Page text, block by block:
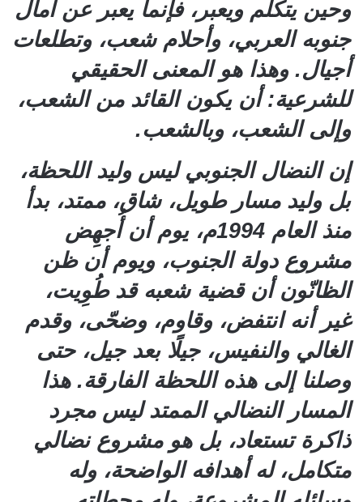
وحين يتكلم ويعبر، فإنما يعبر عن آمال
جنوبه العربي، وأحلام شعب، وتطلعات
أجيال. وهذا هو المعنى الحقيقي
للشرعية: أن يكون القائد من الشعب،
وإلى الشعب، وبالشعب.
إن النضال الجنوبي ليس وليد اللحظة،
بل وليد مسار طويل، شاق، ممتد، بدأ
منذ العام 1994م، يوم أن أُجهِض
مشروع دولة الجنوب، ويوم أن ظن
الظانّون أن قضية شعبه قد طُوِيت،
غير أنه انتفض، وقاوم، وضحّى، وقدم
الغالي والنفيس، جيلًا بعد جيل، حتى
وصلنا إلى هذه اللحظة الفارقة. هذا
المسار النضالي الممتد ليس مجرد
ذاكرة تستعاد، بل هو مشروع نضالي
متكامل، له أهدافه الواضحة، وله